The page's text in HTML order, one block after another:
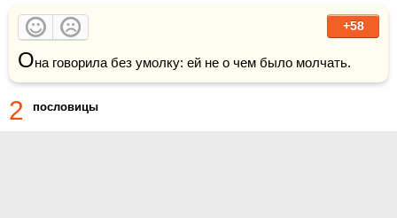
+58
Она говорила без умолку: ей не о чем было молчать.
2 пословицы